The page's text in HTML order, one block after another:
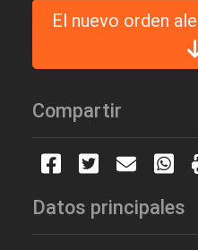
El nuevo orden
Compartir
Datos principales